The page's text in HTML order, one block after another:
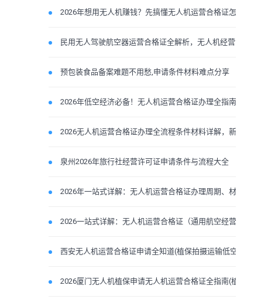
2026年想用无人机赚钱？先搞懂无人机运营合格证怎么办
民用无人驾驶航空器运营合格证全解析，无人机经营许可
预包装食品备案难题不用愁,申请条件材料难点分享
2026年低空经济必备！无人机运营合格证办理全指南
2026无人机运营合格证办理全流程条件材料详解，新手也
泉州2026年旅行社经营许可证申请条件与流程大全
2026年一站式详解：无人机运营合格证办理周期、材料与
2026一站式详解：无人机运营合格证（通用航空经营许可
西安无人机运营合格证申请全知道(植保拍摄运输低空经
2026厦门无人机植保申请无人机运营合格证全指南(植保摄